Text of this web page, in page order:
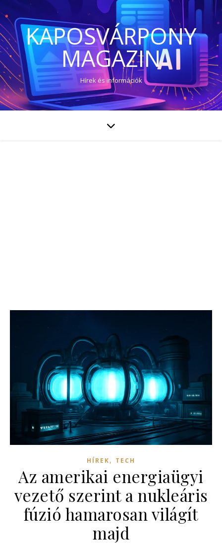
KAPOSVÁRPONY
MAGAZIN
Hírek és információk
HÍREK, TECH
Az amerikai energiaügyi
vezető szerint a nukleáris
fúzió hamarosan világít
majd